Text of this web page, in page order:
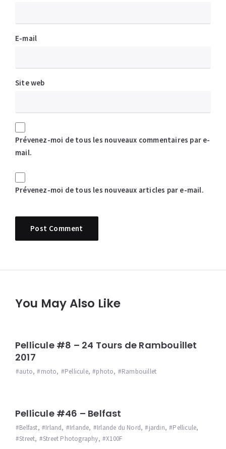
E-mail
Site web
Prévenez-moi de tous les nouveaux commentaires par e-
mail.
Prévenez-moi de tous les nouveaux articles par e-mail.
You May Also Like
Pellicule #8 – 24 Tours de Rambouillet
2017
auto, moto, Pellicule, photo, Rambouillet
Pellicule #46 – Belfast
Belfast, Irland, Irlande, Irlande du Nord, jardin, Pellicule,
Street, Street Photography, X100F